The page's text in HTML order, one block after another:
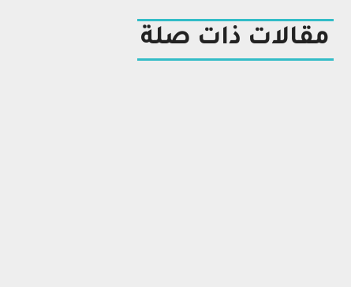
مقالات ذات صلة